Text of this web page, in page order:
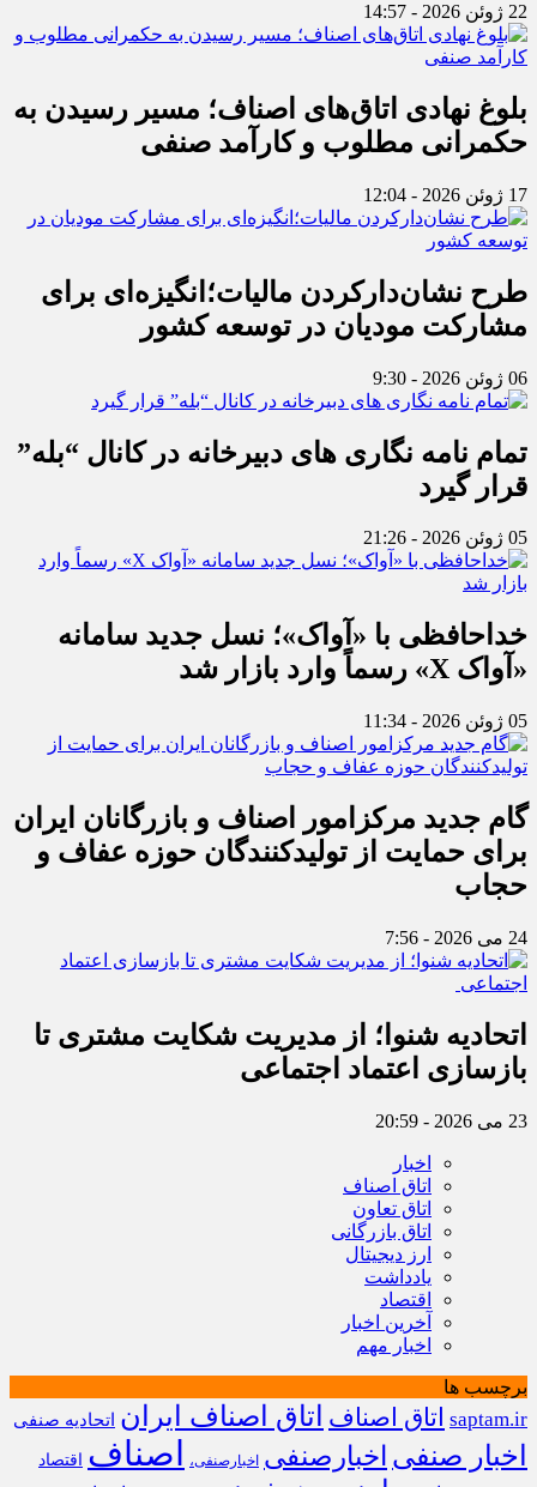
22 ژوئن 2026 - 14:57
بلوغ نهادی اتاق‌های اصناف؛ مسیر رسیدن به
حکمرانی مطلوب و کارآمد صنفی
17 ژوئن 2026 - 12:04
طرح نشان‌دارکردن مالیات؛انگیزه‌ای برای
مشارکت مودیان در توسعه کشور
06 ژوئن 2026 - 9:30
تمام نامه نگاری های دبیرخانه در کانال “بله”
قرار گیرد
05 ژوئن 2026 - 21:26
خداحافظی با «آواک»؛ نسل جدید سامانه
«آواک X» رسماً وارد بازار شد
05 ژوئن 2026 - 11:34
گام جدید مرکزامور اصناف و بازرگانان ایران
برای حمایت از تولیدکنندگان حوزه عفاف و
حجاب
24 می 2026 - 7:56
اتحادیه شنوا؛ از مدیریت شکایت مشتری تا
بازسازی اعتماد اجتماعی ‌
23 می 2026 - 20:59
اخبار
اتاق اصناف
اتاق تعاون
اتاق بازرگانی
ارز دیجیتال
یادداشت
اقتصاد
آخرین اخبار
اخبار مهم
برچسب ها
saptam.ir اتاق اصناف اتاق اصناف ایران اتحادیه صنفی
اخبار صنفی اخبارصنفی اخبارصنفی، اصناف
اقتصاد